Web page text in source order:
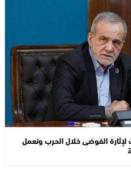
لإثارة الفوضى خلال الحرب ونعمل